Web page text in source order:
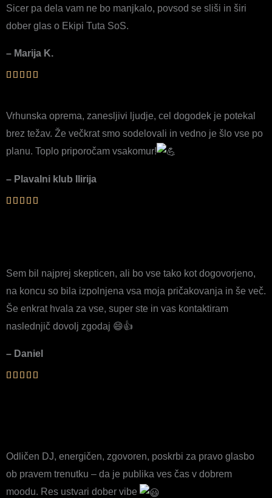
Sicer pa dela vam ne bo manjkalo, povsod se sliši in širi
dober glas o Ekipi Tuta SoS.
– Marija K.
Vrhunska oprema, zanesljivi ljudje, cel dogodek je potekal
brez težav. Že večkrat smo sodelovali in vedno je šlo vse po
planu. Toplo priporočam vsakomur!
– Plavalni klub Ilirija
Sem bil najprej skepticen, ali bo vse tako kot dogovorjeno,
na koncu so bila izpolnjena vsa moja pričakovanja in še več.
Še enkrat hvala za vse, super ste in vas kontaktiram
naslednjič dovolj zgodaj 😄👍
– Daniel
Odličen DJ, energičen, zgovoren, poskrbi za pravo glasbo
ob pravem trenutku – da je publika ves čas v dobrem
moodu. Res ustvari dober vibe